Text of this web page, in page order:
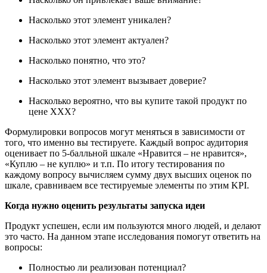
Насколько этот элемент уникален?
Насколько этот элемент актуален?
Насколько понятно, что это?
Насколько этот элемент вызывает доверие?
Насколько вероятно, что вы купите такой продукт по
цене ХХХ?
Формулировки вопросов могут меняться в зависимости от
того, что именно вы тестируете. Каждый вопрос аудитория
оценивает по 5-балльной шкале «Нравится – не нравится»,
«Куплю – не куплю» и т.п. По итогу тестирования по
каждому вопросу вычисляем сумму двух высших оценок по
шкале, сравниваем все тестируемые элементы по этим KPI.
Когда нужно оценить результаты запуска идеи
Продукт успешен, если им пользуются много людей, и делают
это часто. На данном этапе исследования помогут ответить на
вопросы:
Полностью ли реализован потенциал?